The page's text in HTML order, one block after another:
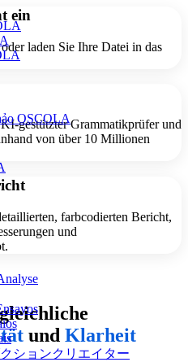
OSCOLA
ションクリエイター
ein
laden Sie Ihre Datei in das
gestützter Grammatikprüfer und
von über 10 Millionen
farbcodierten Bericht,
und
und Klarheit